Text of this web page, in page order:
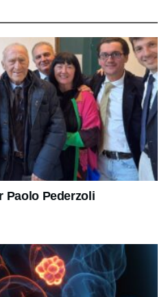
Paolo Pederzoli